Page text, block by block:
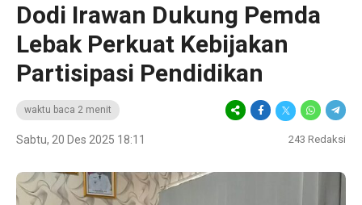
Dodi Irawan Dukung Pemda
Lebak Perkuat Kebijakan
Partisipasi Pendidikan
waktu baca 2 menit
Sabtu, 20 Des 2025 18:11 243 Redaksi